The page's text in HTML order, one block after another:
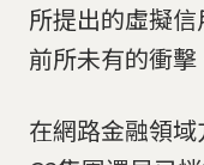
所提出的虛擬
前所未有的衝擊
在網路金融領域